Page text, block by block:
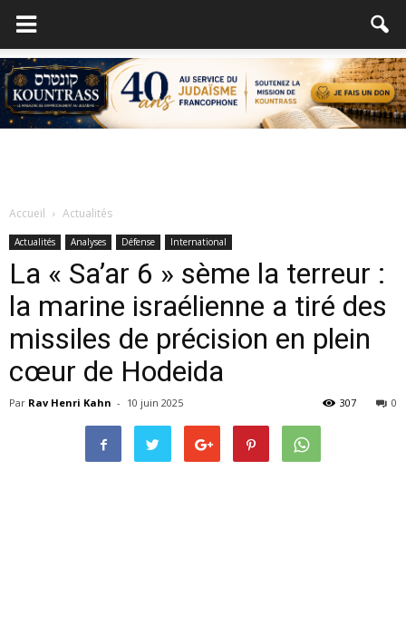
Accueil Actualités
Actualités Analyses Défense International
La « Sa’ar 6 » sème la terreur :
la marine israélienne a tiré des
missiles de précision en plein
cœur de Hodeida
Par Rav Henri Kahn - 10 juin 2025 0
307